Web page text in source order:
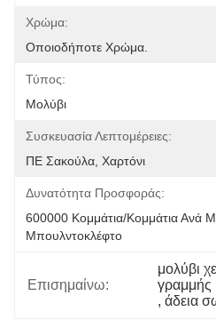
Χρώμα:
Οποιοδήποτε Χρώμα.
Τύπος:
Μολύβι
Συσκευασία Λεπτομέρειες:
ΠΕ Σακούλα, Χαρτόνι
Δυνατότητα Προσφοράς:
600000 Κομμάτια/κομμάτια Ανά
Μπουλντοκλέφτο
Επισημαίνω:
μολύβι
γραμμής
, άδεια